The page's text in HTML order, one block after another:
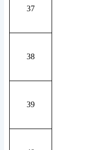
37
38
39